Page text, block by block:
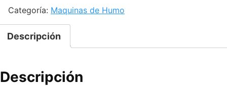
cantidad
Categoría: Maquinas de Humo
Descripción
Descripción